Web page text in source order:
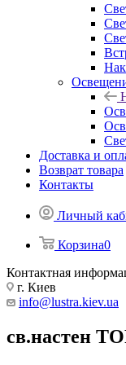
Доставка и
Возврат товара
Контакты
Личный
Корзина0
Контактная
г. Киев
info@lustra.kiev.ua
св.настен